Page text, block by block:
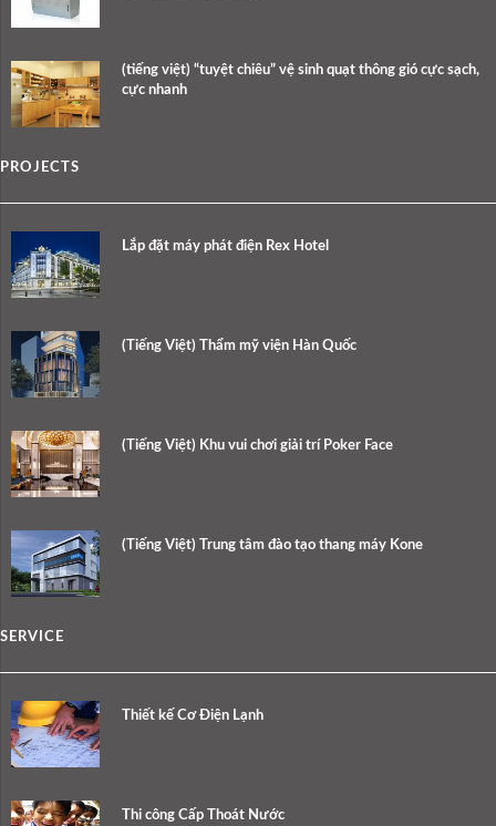
(tiếng việt) “tuyệt chiêu” vệ sinh quạt thông gió cực sạch,
cực nhanh
PROJECTS
Lắp đặt máy phát điện Rex Hotel
(Tiếng Việt) Thẩm mỹ viện Hàn Quốc
(Tiếng Việt) Khu vui chơi giải trí Poker Face
(Tiếng Việt) Trung tâm đào tạo thang máy Kone
SERVICE
Thiết kế Cơ Điện Lạnh
Thi công Cấp Thoát Nước